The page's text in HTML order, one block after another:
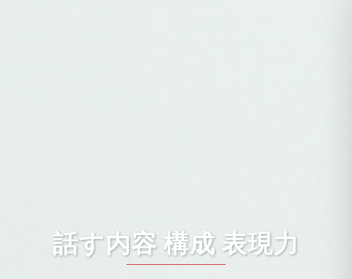
話す内容 構成 表現力